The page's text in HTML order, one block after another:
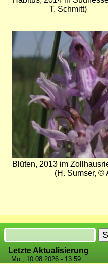
T. Schmitt)
Bild
Blüten, 2013 im
(H. Sumser, ©
Suche
Letzte Aktualisierung
Mo., 10.08.2026 - 13:59